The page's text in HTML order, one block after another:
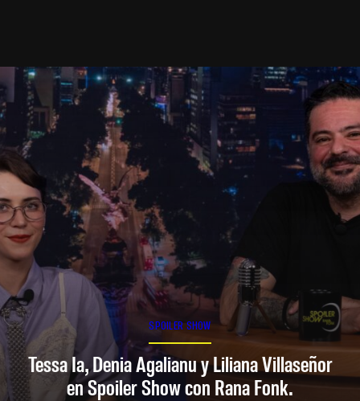
SPOILER SHOW
Tessa Ia, Denia Agalianu y Liliana Villaseñor
en Spoiler Show con Rana Fonk.